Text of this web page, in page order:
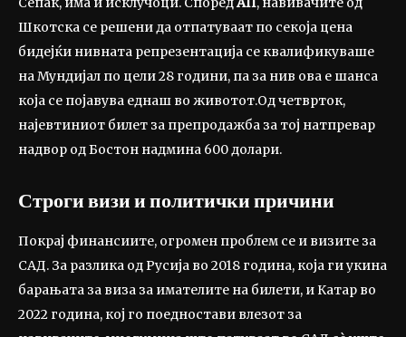
Шкотска се решени да отпатуваат по секоја цена
бидејќи нивната репрезентација се квалификуваше
на Мундијал по цели 28 години, па за нив ова е шанса
која се појавува еднаш во животот.Од четврток,
најевтиниот билет за препродажба за тој натпревар
надвор од Бостон надмина 600 долари.
Строги визи и политички причини
Покрај финансиите, огромен проблем се и визите за
САД. За разлика од Русија во 2018 година, која ги укина
барањата за виза за имателите на билети, и Катар во
2022 година, кој го поедностави влезот за